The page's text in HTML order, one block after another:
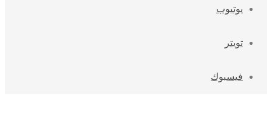
يوتيوب
تويتر
فيسبوك